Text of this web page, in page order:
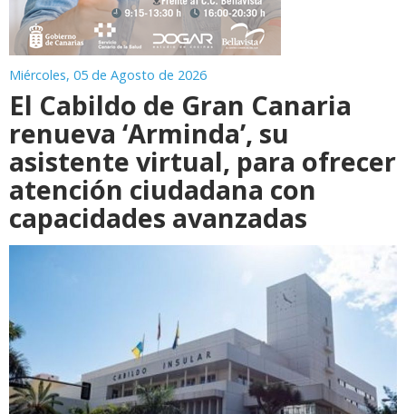
Miércoles, 05 de Agosto de 2026
El Cabildo de Gran Canaria
renueva ‘Arminda’, su
asistente virtual, para ofrecer
atención ciudadana con
capacidades avanzadas